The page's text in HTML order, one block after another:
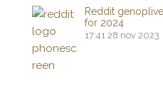
Reddit
for 2024
17:41 28 nov 2023